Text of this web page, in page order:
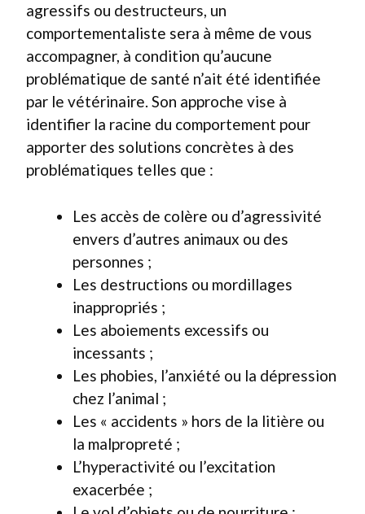
agressifs ou destructeurs, un
comportementaliste sera à même de vous
accompagner, à condition qu’aucune
problématique de santé n’ait été identifiée
par le vétérinaire. Son approche vise à
identifier la racine du comportement pour
apporter des solutions concrètes à des
problématiques telles que :
Les accès de colère ou d’agressivité
envers d’autres animaux ou des
personnes ;
Les destructions ou mordillages
inappropriés ;
Les aboiements excessifs ou
incessants ;
Les phobies, l’anxiété ou la dépression
chez l’animal ;
Les « accidents » hors de la litière ou
la malpropreté ;
L’hyperactivité ou l’excitation
exacerbée ;